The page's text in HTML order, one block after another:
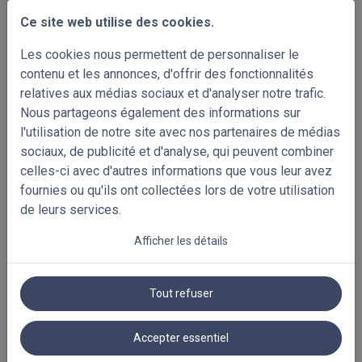
Ce site web utilise des cookies.
Les cookies nous permettent de personnaliser le
contenu et les annonces, d'offrir des fonctionnalités
relatives aux médias sociaux et d'analyser notre trafic.
Nous partageons également des informations sur
l'utilisation de notre site avec nos partenaires de médias
sociaux, de publicité et d'analyse, qui peuvent combiner
celles-ci avec d'autres informations que vous leur avez
fournies ou qu'ils ont collectées lors de votre utilisation
de leurs services.
Afficher les détails
Tout refuser
Accepter essentiel
N721_ST N719 N713
+18%
Choisissez vos échantillons gratuits!
Résumé